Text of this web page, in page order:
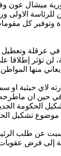
ميشال عون
الاولى
وتوفير كل
في عرقلة
تؤثر إطلاقا
منها المواطن
حيثية او
حين ان
الحكومة
موضوع
عن طلب
إلى فرض